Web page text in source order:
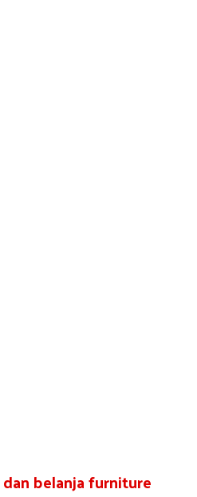
belanja furniture